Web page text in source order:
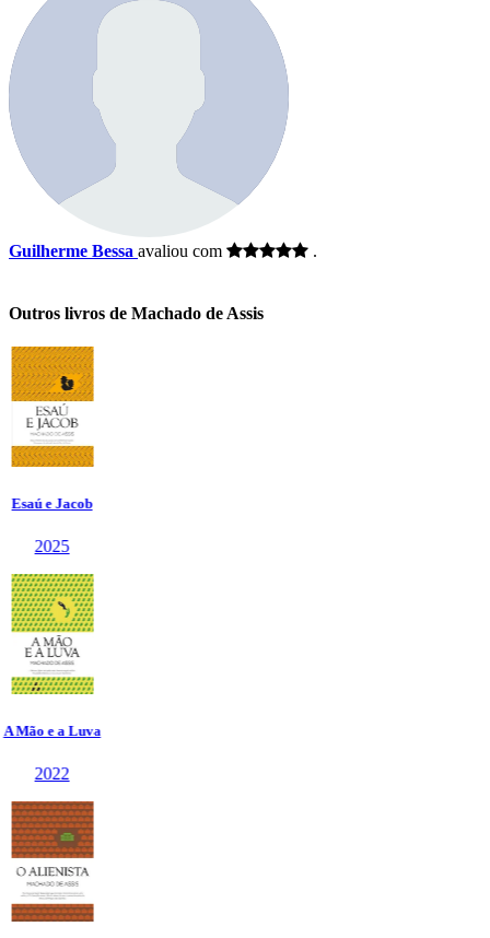
Guilherme Bessa avaliou com .
Outros livros de Machado de Assis